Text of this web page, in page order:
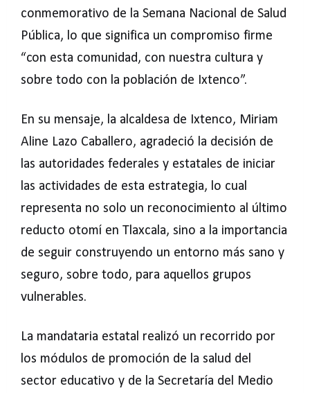
conmemorativo de la Semana Nacional de Salud
Pública, lo que significa un compromiso firme
“con esta comunidad, con nuestra cultura y
sobre todo con la población de Ixtenco”.
En su mensaje, la alcaldesa de Ixtenco, Miriam
Aline Lazo Caballero, agradeció la decisión de
las autoridades federales y estatales de iniciar
las actividades de esta estrategia, lo cual
representa no solo un reconocimiento al último
reducto otomí en Tlaxcala, sino a la importancia
de seguir construyendo un entorno más sano y
seguro, sobre todo, para aquellos grupos
vulnerables.
La mandataria estatal realizó un recorrido por
los módulos de promoción de la salud del
sector educativo y de la Secretaría del Medio